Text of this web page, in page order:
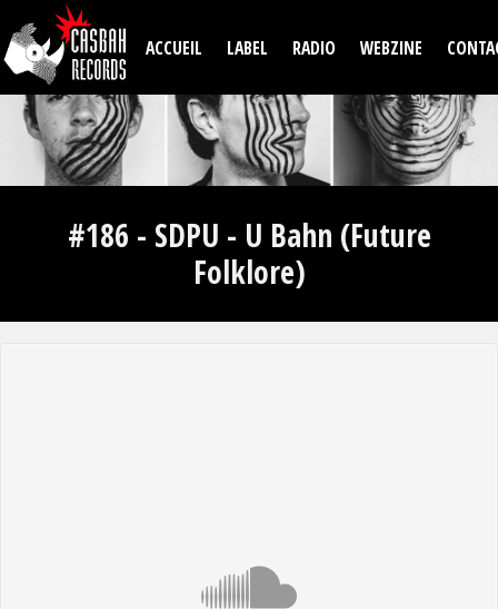
Aller au contenu principal
ACCUEIL LABEL RADIO WEBZINE
#186 - SDPU - U Bahn (Future
Folklore)